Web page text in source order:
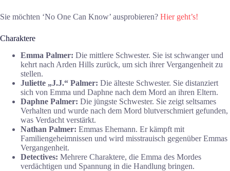
Sie möchten ‘No One Can Know’ ausprobieren? Hier geht’s!
Charaktere
Emma Palmer: Die mittlere Schwester. Sie ist schwanger und
kehrt nach Arden Hills zurück, um sich ihrer Vergangenheit zu
stellen.
Juliette „J.J.“ Palmer: Die älteste Schwester. Sie distanziert
sich von Emma und Daphne nach dem Mord an ihren Eltern.
Daphne Palmer: Die jüngste Schwester. Sie zeigt seltsames
Verhalten und wurde nach dem Mord blutverschmiert gefunden,
was Verdacht verstärkt.
Nathan Palmer: Emmas Ehemann. Er kämpft mit
Familiengeheimnissen und wird misstrauisch gegenüber Emmas
Vergangenheit.
Detectives: Mehrere Charaktere, die Emma des Mordes
verdächtigen und Spannung in die Handlung bringen.